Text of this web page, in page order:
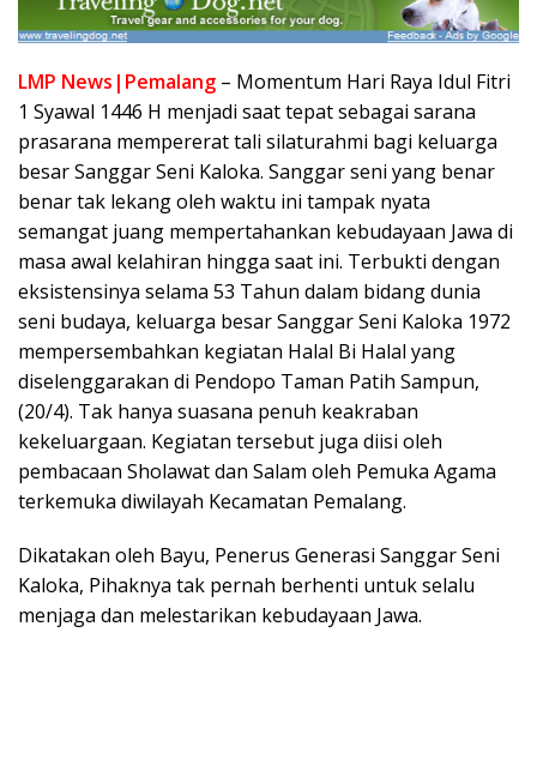
LMP News|Pemalang – Momentum Hari Raya Idul Fitri
1 Syawal 1446 H menjadi saat tepat sebagai sarana
prasarana mempererat tali silaturahmi bagi keluarga
besar Sanggar Seni Kaloka. Sanggar seni yang benar
benar tak lekang oleh waktu ini tampak nyata
semangat juang mempertahankan kebudayaan Jawa di
masa awal kelahiran hingga saat ini. Terbukti dengan
eksistensinya selama 53 Tahun dalam bidang dunia
seni budaya, keluarga besar Sanggar Seni Kaloka 1972
mempersembahkan kegiatan Halal Bi Halal yang
diselenggarakan di Pendopo Taman Patih Sampun,
(20/4). Tak hanya suasana penuh keakraban
kekeluargaan. Kegiatan tersebut juga diisi oleh
pembacaan Sholawat dan Salam oleh Pemuka Agama
terkemuka diwilayah Kecamatan Pemalang.
Dikatakan oleh Bayu, Penerus Generasi Sanggar Seni
Kaloka, Pihaknya tak pernah berhenti untuk selalu
menjaga dan melestarikan kebudayaan Jawa.